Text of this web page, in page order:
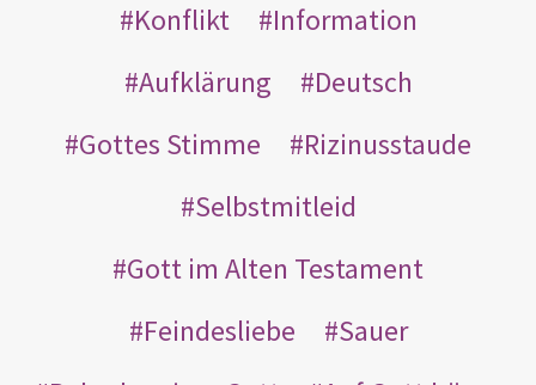
Konflikt
Information
Aufklärung
Deutsch
Gottes Stimme
Rizinusstaude
Selbstmitleid
Gott im Alten Testament
Feindesliebe
Sauer